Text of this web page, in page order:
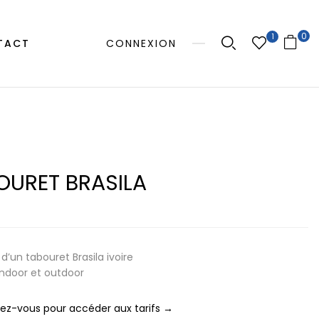
CONNEXION
1 0
BRASILA
tabouret Brasila ivoire
et outdoor
vous pour accéder aux tarifs →